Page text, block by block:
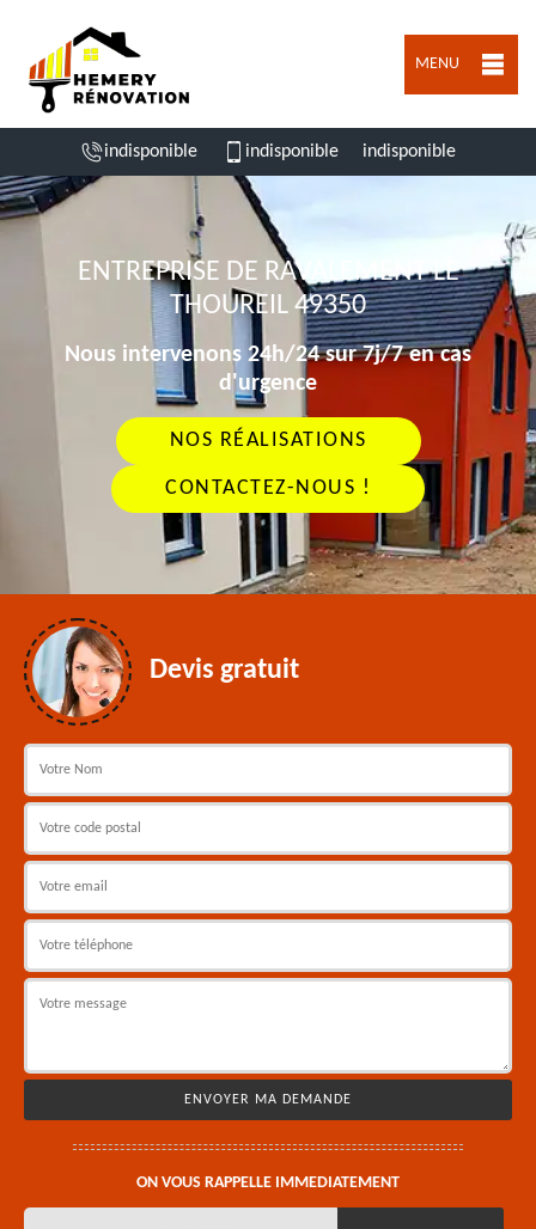
MENU
indisponible indisponible indisponible
ENTREPRISE DE RAVALEMENT LE
THOUREIL 49350
Nous intervenons 24h/24 sur 7j/7 en cas
d'urgence
NOS RÉALISATIONS
CONTACTEZ-NOUS !
Devis gratuit
ON VOUS RAPPELLE IMMEDIATEMENT